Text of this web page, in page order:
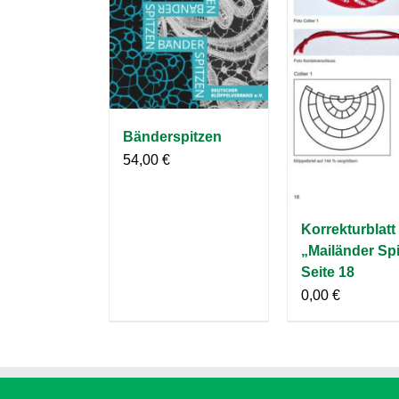
Bänderspitzen
54,00 €
Korrekturblatt
„Mailänder
Seite 18
0,00€